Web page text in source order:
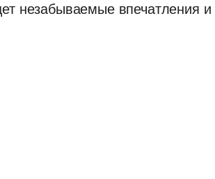
незабываемые впечатления и